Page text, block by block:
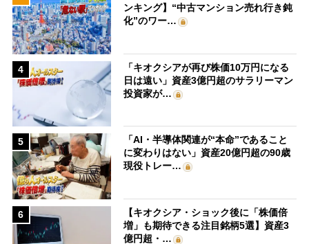
ンキング】“中古マンション売れ行き鈍
化”のワー…
4
「キオクシアが再び株価10万円になる
日は遠い」資産3億円超のサラリーマン
投資家が…
5
「AI・半導体関連が“本命”であること
に変わりはない」資産20億円超の90歳
現役トレー…
6
【キオクシア・ショック後に「株価倍
増」も期待できる注目銘柄5選】資産3
億円超・…